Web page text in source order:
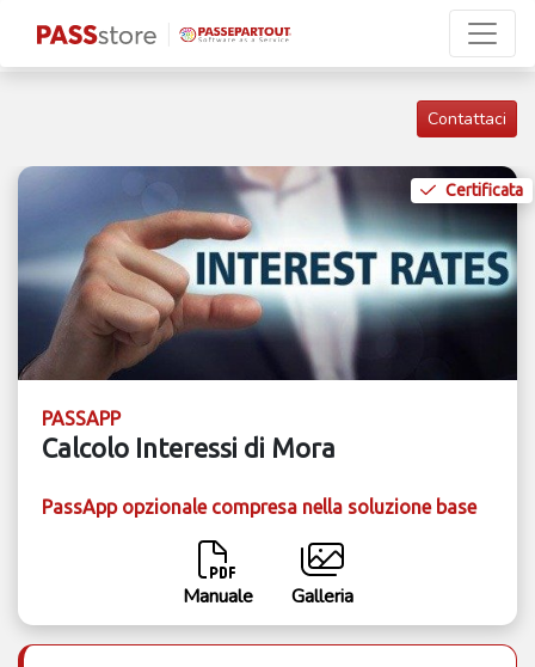
Contattaci
Certificata
PASSAPP
Calcolo Interessi di Mora
PassApp opzionale compresa nella soluzione base
Manuale Galleria